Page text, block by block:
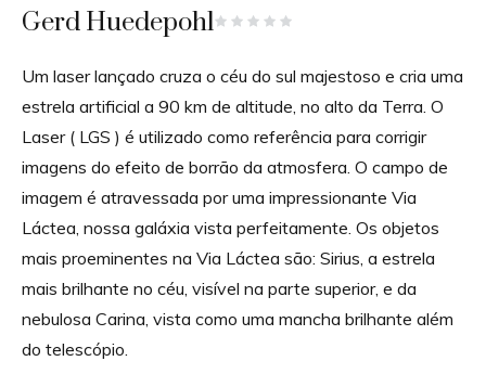
Gerd Huedepohl
Um laser lançado cruza o céu do sul majestoso e cria uma
estrela artificial a 90 km de altitude, no alto da Terra. O
Laser ( LGS ) é utilizado como referência para corrigir
imagens do efeito de borrão da atmosfera. O campo de
imagem é atravessada por uma impressionante Via
Láctea, nossa galáxia vista perfeitamente. Os objetos
mais proeminentes na Via Láctea são: Sirius, a estrela
mais brilhante no céu, visível na parte superior, e da
nebulosa Carina, vista como uma mancha brilhante além
do telescópio.